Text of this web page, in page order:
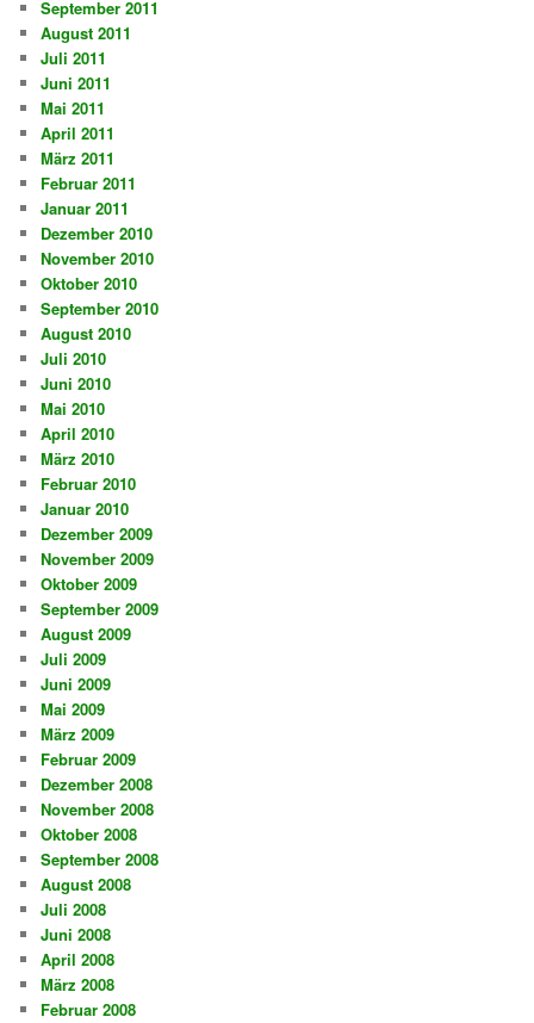
September 2011
August 2011
Juli 2011
Juni 2011
Mai 2011
April 2011
März 2011
Februar 2011
Januar 2011
Dezember 2010
November 2010
Oktober 2010
September 2010
August 2010
Juli 2010
Juni 2010
Mai 2010
April 2010
März 2010
Februar 2010
Januar 2010
Dezember 2009
November 2009
Oktober 2009
September 2009
August 2009
Juli 2009
Juni 2009
Mai 2009
März 2009
Februar 2009
Dezember 2008
November 2008
Oktober 2008
September 2008
August 2008
Juli 2008
Juni 2008
April 2008
März 2008
Februar 2008